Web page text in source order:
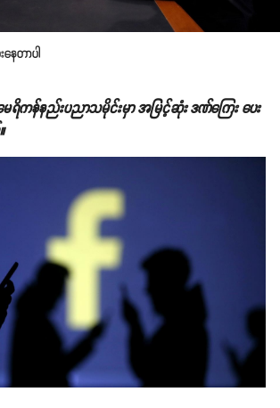
ေတာပါ
ရိကန်နည်းပညာသမိုင်းမှာ အမြင့်ဆုံး ဒဏ်ကြေး ပေး